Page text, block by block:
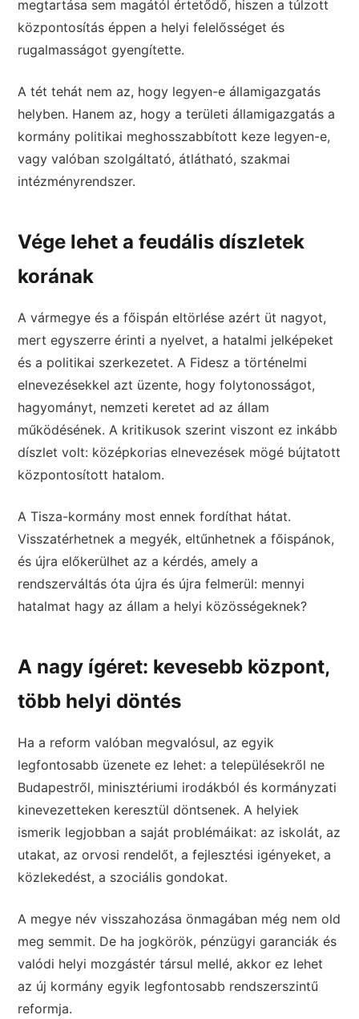
megtartása sem magától értetődő, hiszen a túlzott
központosítás éppen a helyi felelősséget és
rugalmasságot gyengítette.
A tét tehát nem az, hogy legyen-e államigazgatás
helyben. Hanem az, hogy a területi államigazgatás a
kormány politikai meghosszabbított keze legyen-e,
vagy valóban szolgáltató, átlátható, szakmai
intézményrendszer.
Vége lehet a feudális díszletek
korának
A vármegye és a főispán eltörlése azért üt nagyot,
mert egyszerre érinti a nyelvet, a hatalmi jelképeket
és a politikai szerkezetet. A Fidesz a történelmi
elnevezésekkel azt üzente, hogy folytonosságot,
hagyományt, nemzeti keretet ad az állam
működésének. A kritikusok szerint viszont ez inkább
díszlet volt: középkorias elnevezések mögé bújtatott
központosított hatalom.
A Tisza-kormány most ennek fordíthat hátat.
Visszatérhetnek a megyék, eltűnhetnek a főispánok,
és újra előkerülhet az a kérdés, amely a
rendszerváltás óta újra és újra felmerül: mennyi
hatalmat hagy az állam a helyi közösségeknek?
A nagy ígéret: kevesebb központ,
több helyi döntés
Ha a reform valóban megvalósul, az egyik
legfontosabb üzenete ez lehet: a településekről ne
Budapestről, minisztériumi irodákból és kormányzati
kinevezetteken keresztül döntsenek. A helyiek
ismerik legjobban a saját problémáikat: az iskolát, az
utakat, az orvosi rendelőt, a fejlesztési igényeket, a
közlekedést, a szociális gondokat.
A megye név visszahozása önmagában még nem old
meg semmit. De ha jogkörök, pénzügyi garanciák és
valódi helyi mozgástér társul mellé, akkor ez lehet
az új kormány egyik legfontosabb rendszerszintű
reformja.